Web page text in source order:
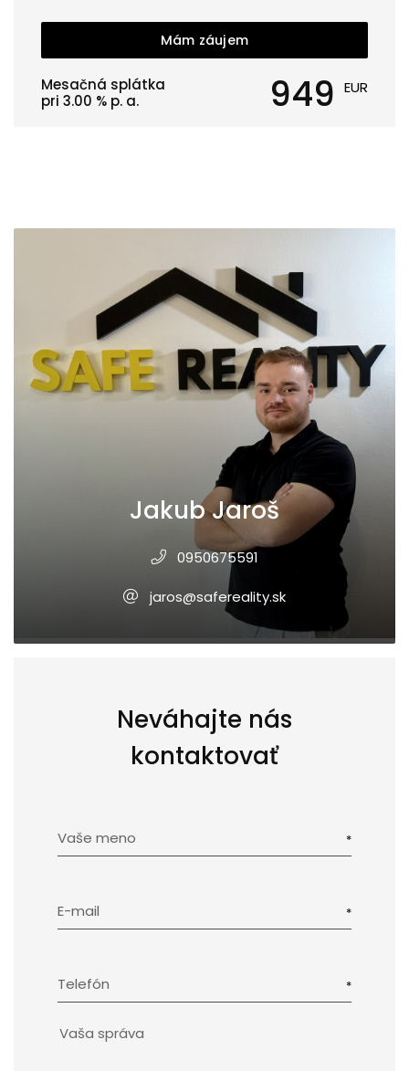
Mám záujem
Mesačná splátka
pri 3.00 % p. a. 949 EUR
Jakub Jaroš
0950675591
jaros@safereality.sk
Neváhajte nás
kontaktovať
Vaše meno
E-mail
Telefón